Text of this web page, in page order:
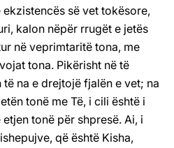
së vet tokësore,
kalon nëpër rrugët e jetës
në veprimtaritë tona, me
tona. Pikërisht në të
na e drejtojë fjalën e vet; na
tonë me Të, i cili është i
tonë për shpresë. Ai, i
që është Kisha,